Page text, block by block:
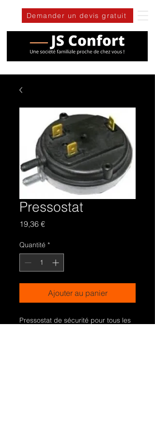
Demander un devis gratuit
Pressostat
19,36 €Prix
Quantité *
Ajouter au panier
Pressostat de sécurité pour tous les